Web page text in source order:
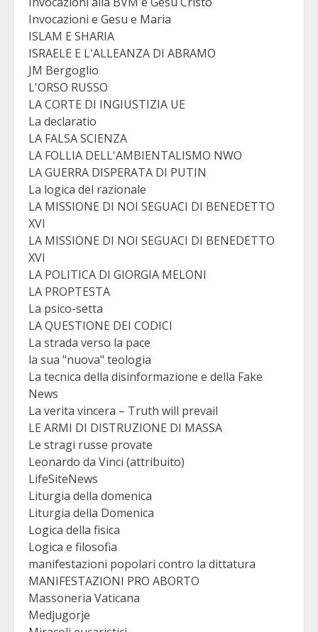
Invocazioni e Gesu e Maria
ISLAM E SHARIA
ISRAELE E L'ALLEANZA DI ABRAMO
JM Bergoglio
L'ORSO RUSSO
LA CORTE DI INGIUSTIZIA UE
La declaratio
LA FALSA SCIENZA
LA FOLLIA DELL'AMBIENTALISMO NWO
LA GUERRA DISPERATA DI PUTIN
La logica del razionale
LA MISSIONE DI NOI SEGUACI DI BENEDETTO
XVI
LA MISSIONE DI NOI SEGUACI DI BENEDETTO
XVI
LA POLITICA DI GIORGIA MELONI
LA PROPTESTA
La psico-setta
LA QUESTIONE DEI CODICI
La strada verso la pace
la sua "nuova" teologia
La tecnica della disinformazione e della Fake
News
La verita vincera – Truth will prevail
LE ARMI DI DISTRUZIONE DI MASSA
Le stragi russe provate
Leonardo da Vinci (attribuito)
LifeSiteNews
Liturgia della domenica
Liturgia della Domenica
Logica della fisica
Logica e filosofia
manifestazioni popolari contro la dittatura
MANIFESTAZIONI PRO ABORTO
Massoneria Vaticana
Medjugorje